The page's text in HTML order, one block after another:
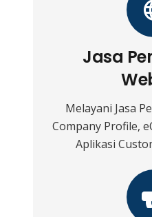
Jasa
Melayani Jasa
Company Profile,
Aplikasi